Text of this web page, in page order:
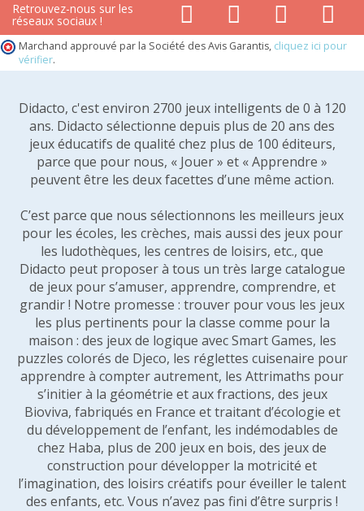
Retrouvez-nous sur les
réseaux sociaux !
Marchand approuvé par la Société des Avis Garantis, cliquez ici pour
vérifier.
Didacto, c'est environ 2700 jeux intelligents de 0 à 120
ans. Didacto sélectionne depuis plus de 20 ans des
jeux éducatifs de qualité chez plus de 100 éditeurs,
parce que pour nous, « Jouer » et « Apprendre »
peuvent être les deux facettes d’une même action.
C’est parce que nous sélectionnons les meilleurs jeux
pour les écoles, les crèches, mais aussi des jeux pour
les ludothèques, les centres de loisirs, etc., que
Didacto peut proposer à tous un très large catalogue
de jeux pour s’amuser, apprendre, comprendre, et
grandir ! Notre promesse : trouver pour vous les jeux
les plus pertinents pour la classe comme pour la
maison : des jeux de logique avec Smart Games, les
puzzles colorés de Djeco, les réglettes cuisenaire pour
apprendre à compter autrement, les Attrimaths pour
s’initier à la géométrie et aux fractions, des jeux
Bioviva, fabriqués en France et traitant d’écologie et
du développement de l’enfant, les indémodables de
chez Haba, plus de 200 jeux en bois, des jeux de
construction pour développer la motricité et
l’imagination, des loisirs créatifs pour éveiller le talent
des enfants, etc. Vous n’avez pas fini d’être surpris !